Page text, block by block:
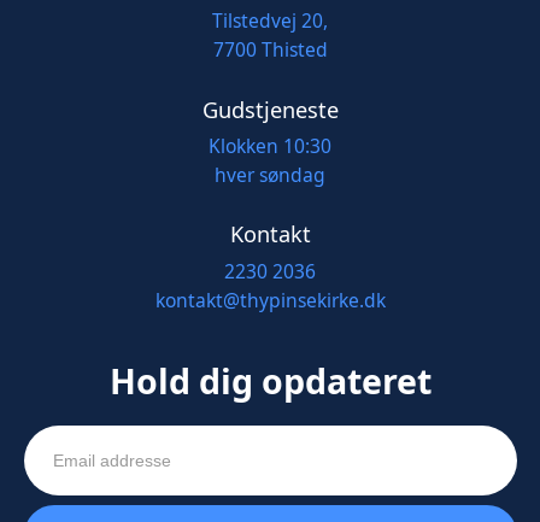
Hold dig opdateret
Tilstedvej 20,
7700 Thisted
Gudstjeneste
Klokken 10:30
hver søndag
Kontakt
2230 2036
kontakt@thypinsekirke.dk